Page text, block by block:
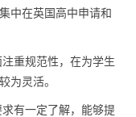
中在英国高中申请和
重规范性，在为学生
为灵活。
有一定了解，能够提